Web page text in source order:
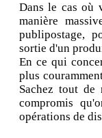
Dans le cas où
manière
publipostage,
sortie d'un
En ce qui
plus
Sachez tout
compromis
opérations de